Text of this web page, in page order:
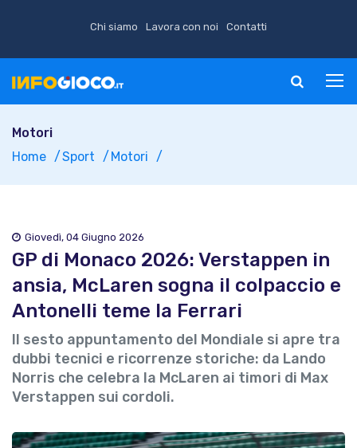
Chi siamo Lavora con noi Contatti
Motori
Home
Sport Motori
Giovedì, 04 Giugno 2026
GP di Monaco 2026: Verstappen in
ansia, McLaren sogna il colpaccio e
Antonelli teme la Ferrari
Il sesto appuntamento del Mondiale si apre tra
dubbi tecnici e ricorrenze storiche: da Lando
Norris che celebra la McLaren ai timori di Max
Verstappen sui cordoli.